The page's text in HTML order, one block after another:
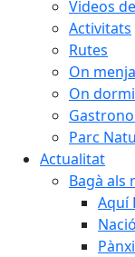
Videos
Activitats
Rutes
On
On
Parc
Actualitat
Bagà als
Aquí